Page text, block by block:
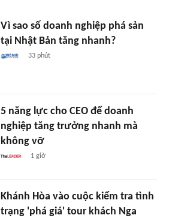
Vì sao số doanh nghiệp phá sản
tại Nhật Bản tăng nhanh?
33 phút
5 năng lực cho CEO để doanh
nghiệp tăng trưởng nhanh mà
không vỡ
1 giờ
Khánh Hòa vào cuộc kiểm tra tình
trạng 'phá giá' tour khách Nga